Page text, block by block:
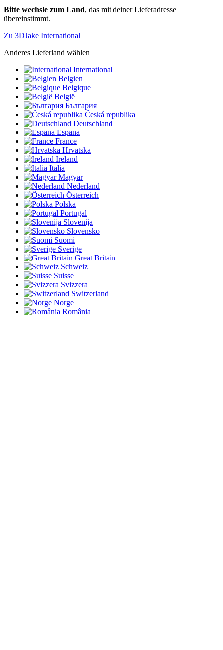
Bitte wechsle zum Land, das mit deiner Lieferadresse
übereinstimmt.
Zu 3DJake International
Anderes Lieferland wählen
International
Belgien
Belgique
België
България
Česká republika
Deutschland
España
France
Hrvatska
Ireland
Italia
Magyar
Nederland
Österreich
Polska
Portugal
Slovenija
Slovensko
Suomi
Sverige
Great Britain
Schweiz
Suisse
Svizzera
Switzerland
Norge
România